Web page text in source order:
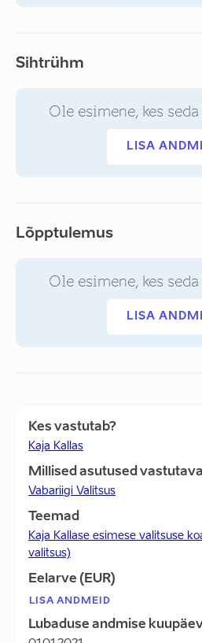
Sihtrühm
Ole esimene, kes
LISA
Lõpptulemus
Ole esimene, kes
LISA
Kes vastutab?
Kaja Kallas
Millised asutused
Vabariigi Valitsus
Teemad
Kaja Kallase esimese valitsuse
valitsus)
Eelarve (EUR)
LISA ANDMEID
Lubaduse andmise